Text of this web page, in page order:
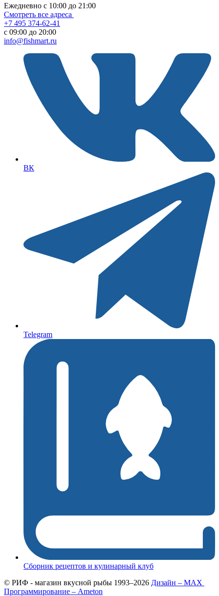
Ежедневно с 10:00 до 21:00
Смотреть все адреса
+7 495 374-62-41
c 09:00 до 20:00
info@fishmart.ru
ВК
Telegram
Сборник рецептов и кулинарный клуб
© РИФ - магазин вкусной рыбы 1993–2026 Дизайн – MAX
Программирование – Ameton